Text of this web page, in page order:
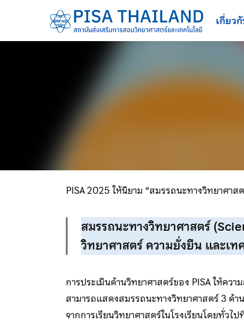
ข้ามไปยังเนื้อหาหลัก
เกี่ยว
PISA 2025 ให้นิยาม “สมรรถนะทางวิทยาศาส
สมรรถนะทางวิทยาศาสตร์
วิทยาศาสตร์ ความยั่งยืน และเท
การประเมินด้านวิทยาศาสตร์ของ PISA ให้คว
สามารถแสดงสมรรถนะทางวิทยาศาสตร์ 3 ด้
จากการเรียนวิทยาศาสตร์ในโรงเรียนโดยทั่ว